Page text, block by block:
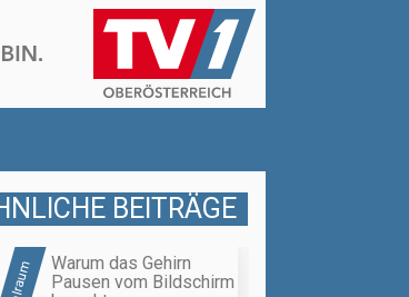
BEITRÄGE
Warum das Gehirn
Pausen vom Bildschirm